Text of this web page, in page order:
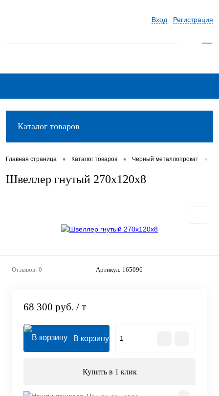
Вход Регистрация
Каталог товаров
Главная страница • Каталог товаров • Черный металлопрокат •
Швеллер гнутый 270х120х8
Отзывов: 0 Артикул: 165096
68 300 руб. / т
В корзину
Купить в 1 клик